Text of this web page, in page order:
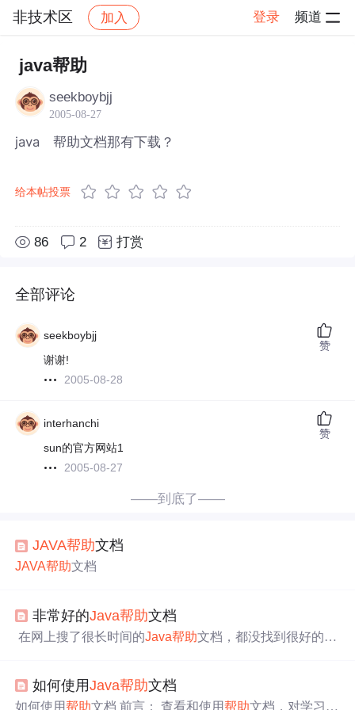
非技术区 加入 登录 频道
社区 非技术区
java帮助
seekboybjj
2005-08-27
java 帮助文档那有下载？
给本帖投票
86 2 打赏
全部评论
seekboybjj
谢谢!
2005-08-28
赞
interhanchi
sun的官方网站1
2005-08-27
赞
——到底了——
JAVA帮助文档
JAVA帮助文档
非常好的Java帮助文档
在网上搜了很长时间的Java帮助文档，都没找到很好的。
p://www.fs2you.com/files/9c241f51-1e58-11dd-ae44-0014221f4
662/ （这是我网络硬盘中的资源，绝对的安全无毒，可放
如何使用Java帮助文档
如何使用帮助文档 前言： 查看和使用帮助文档，对学习 Ja